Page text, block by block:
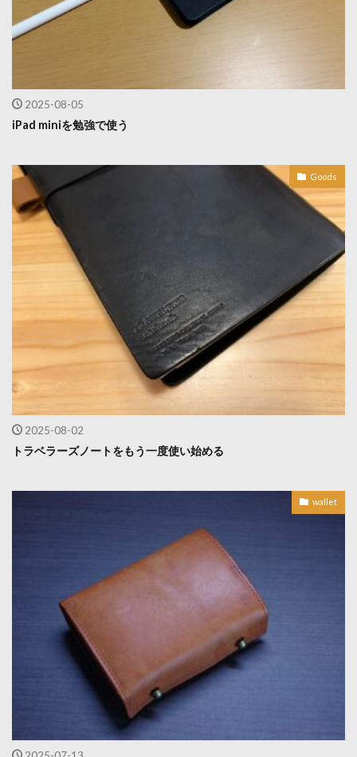
2025-08-05
iPad miniを勉強で使う
Goods
2025-08-02
トラベラーズノートをもう一度使い始める
wallet